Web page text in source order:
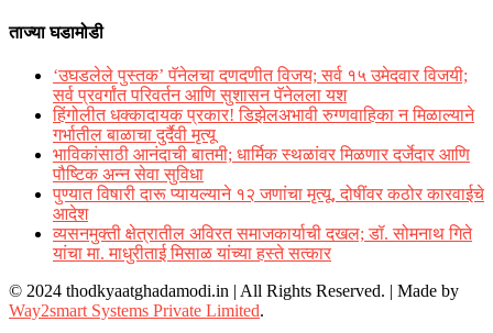
ताज्या घडामोडी
‘उघडलेले पुस्तक’ पॅनेलचा दणदणीत विजय; सर्व १५ उमेदवार विजयी;
सर्व प्रवर्गांत परिवर्तन आणि सुशासन पॅनेलला यश
हिंगोलीत धक्कादायक प्रकार! डिझेलअभावी रुग्णवाहिका न मिळाल्याने
गर्भातील बाळाचा दुर्दैवी मृत्यू
भाविकांसाठी आनंदाची बातमी; धार्मिक स्थळांवर मिळणार दर्जेदार आणि
पौष्टिक अन्न सेवा सुविधा
पुण्यात विषारी दारू प्यायल्याने १२ जणांचा मृत्यू, दोषींवर कठोर कारवाईचे
आदेश
व्यसनमुक्ती क्षेत्रातील अविरत समाजकार्याची दखल; डॉ. सोमनाथ गिते
यांचा मा. माधुरीताई मिसाळ यांच्या हस्ते सत्कार
© 2024 thodkyaatghadamodi.in | All Rights Reserved. | Made by
Way2smart Systems Private Limited.